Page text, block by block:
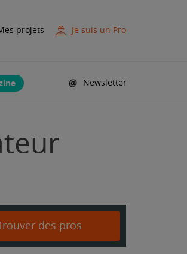
projets Je suis un Pro
Newsletter
des pros